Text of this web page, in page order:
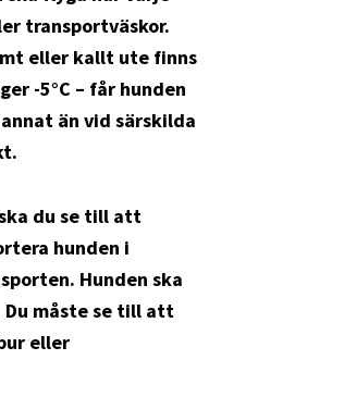
transportväskor.
eller kallt ute finns
-5°C – får hunden
än vid särskilda
du se till att
hunden i
Hunden ska
måste se till att
eller